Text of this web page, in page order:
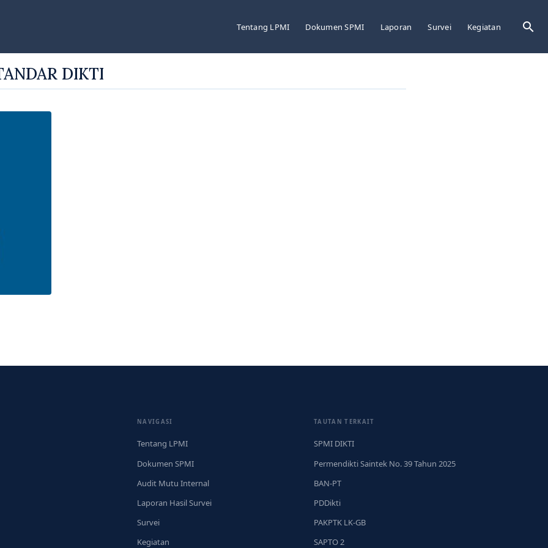
Tentang LPMI Dokumen SPMI Laporan Survei Kegiatan
DIKTI
NAVIGASI
Tentang LPMI
Dokumen SPMI
Audit Mutu Internal
Laporan Hasil Survei
Survei
Kegiatan
TAUTAN TERKAIT
SPMI DIKTI
Permendikti Saintek No. 39 Tahun 2025
BAN-PT
PDDikti
PAKPTK LK-GB
SAPTO 2